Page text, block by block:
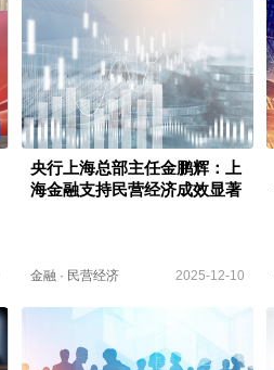
央行上海总部主任金鹏辉：上
海金融支持民营经济成效显著
金融· 民营经济 2025-12-10